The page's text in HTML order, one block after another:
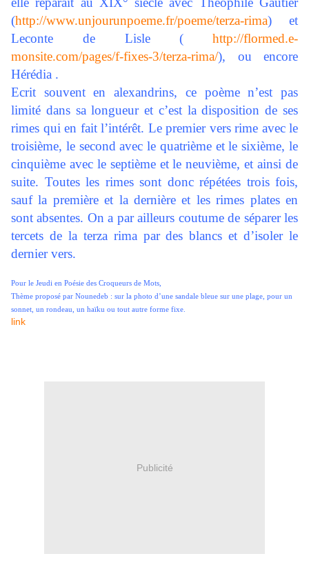
(http://www.unjourunpoeme.fr/poeme/terza-rima) et
Leconte de Lisle(
http://flormed.e-
monsite.com/pages/f-fixes-3/terza-rima/), ou encore
Hérédia .
Ecrit souvent en alexandrins, ce poème n’est pas
limité dans sa longueur et c’est la disposition de ses
rimes qui en fait l’intérêt. Le premier vers rime avec le
troisième, le second avec le quatrième et le sixième, le
cinquième avec le septième et le neuvième, et ainsi de
suite. Toutes les rimes sont donc répétées trois fois,
sauf la première et la dernière et les rimes plates en
sont absentes. On a par ailleurs coutume de séparer les
tercets de la terza rima par des blancs et d’isoler le
dernier vers.
Pour le Jeudi en Poésie des Croqueurs de Mots,
Thème proposé par Nounedeb : sur la photo d’une sandale bleue sur une plage, pour un
sonnet, un rondeau, un haïku ou tout autre forme fixe.
link
Publicité